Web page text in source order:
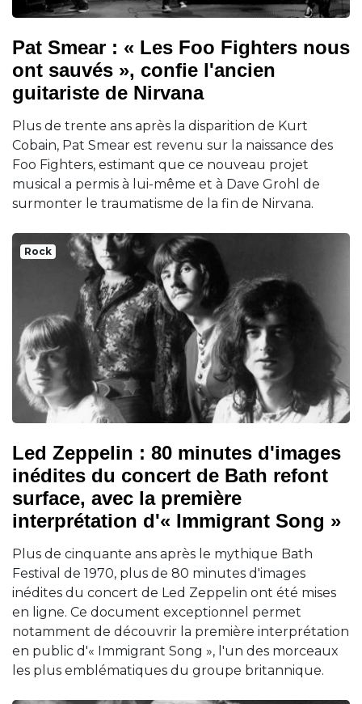
Pat Smear : « Les Foo Fighters nous
ont sauvés », confie l'ancien
guitariste de Nirvana
Plus de trente ans après la disparition de Kurt
Cobain, Pat Smear est revenu sur la naissance des
Foo Fighters, estimant que ce nouveau projet
musical a permis à lui-même et à Dave Grohl de
surmonter le traumatisme de la fin de Nirvana.
Rock
Led Zeppelin : 80 minutes d'images
inédites du concert de Bath refont
surface, avec la première
interprétation d'« Immigrant Song »
Plus de cinquante ans après le mythique Bath
Festival de 1970, plus de 80 minutes d'images
inédites du concert de Led Zeppelin ont été mises
en ligne. Ce document exceptionnel permet
notamment de découvrir la première interprétation
en public d'« Immigrant Song », l'un des morceaux
les plus emblématiques du groupe britannique.